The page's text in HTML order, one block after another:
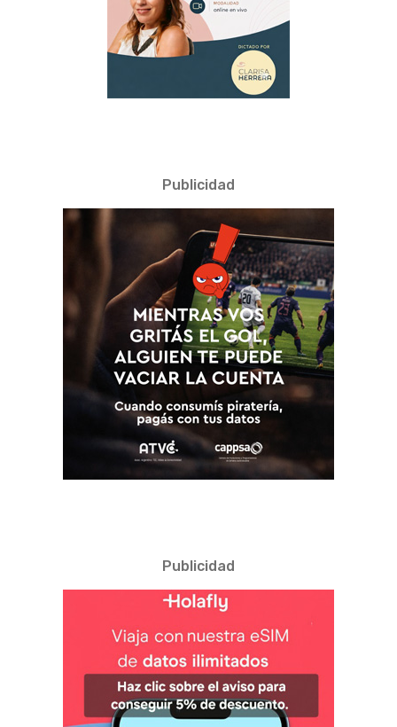
Publicidad
Publicidad